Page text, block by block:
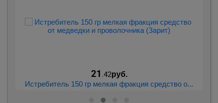
21 .42руб.
Истребитель 150 гр мелкая фракция средство о...